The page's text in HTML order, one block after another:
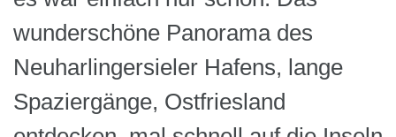
wunderschöne Panorama des
Neuharlingersieler Hafens, lange
Spaziergänge, Ostfriesland